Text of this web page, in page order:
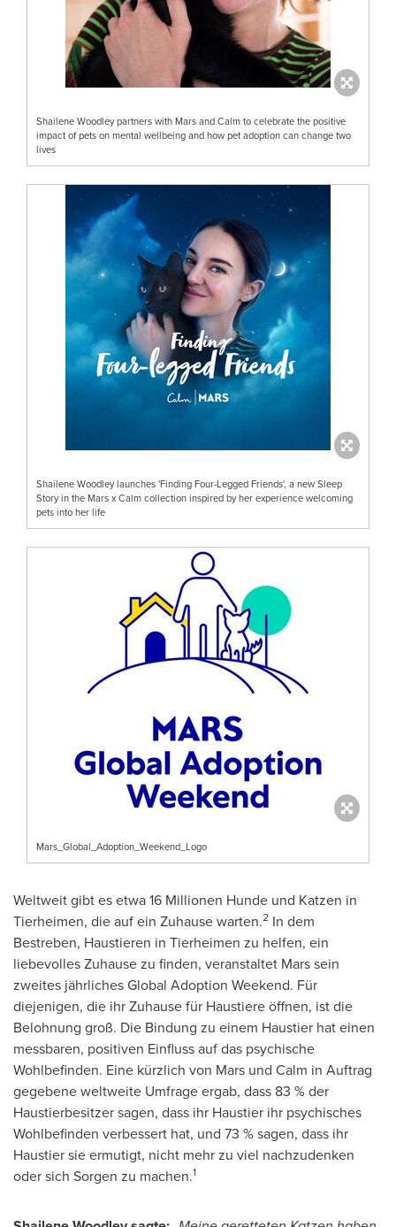
Shailene Woodley partners with Mars and Calm to celebrate the positive
impact of pets on mental wellbeing and how pet adoption can change two
lives
Shailene Woodley launches 'Finding Four-Legged Friends', a new Sleep
Story in the Mars x Calm collection inspired by her experience welcoming
pets into her life
Mars_Global_Adoption_Weekend_Logo
Weltweit gibt es etwa 16 Millionen Hunde und Katzen in
Tierheimen, die auf ein Zuhause warten.2 In dem
Bestreben, Haustieren in Tierheimen zu helfen, ein
liebevolles Zuhause zu finden, veranstaltet Mars sein
zweites jährliches Global Adoption Weekend. Für
diejenigen, die ihr Zuhause für Haustiere öffnen, ist die
Belohnung groß. Die Bindung zu einem Haustier hat einen
messbaren, positiven Einfluss auf das psychische
Wohlbefinden. Eine kürzlich von Mars und Calm in Auftrag
gegebene weltweite Umfrage ergab, dass 83 % der
Haustierbesitzer sagen, dass ihr Haustier ihr psychisches
Wohlbefinden verbessert hat, und 73 % sagen, dass ihr
Haustier sie ermutigt, nicht mehr zu viel nachzudenken
oder sich Sorgen zu machen.1